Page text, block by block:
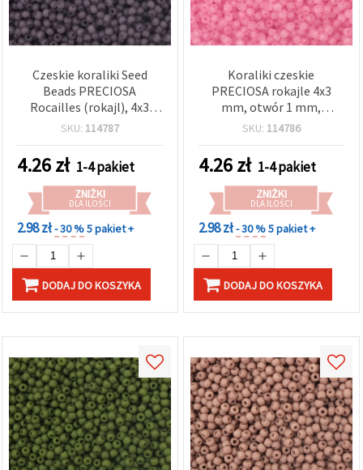
Czeskie koraliki Seed
Beads PRECIOSA
Rocailles (rokajl), 4x3
mm, otwór 1 mm,
pastelowy fiolet, 20 g
±320 szt.
SKU: 114787
4.26zł 1-4 pakiet
ZNIŻKI
DLA ILOŚCI
2.98 zł- 30 %5 pakiet +
DODAJ DO KOSZYKA
Koraliki czeskie
PRECIOSA rokajle 4x3
mm, otwór 1 mm,
półprzezroczyste
±320 szt.
SKU: 114786
4.26zł 1-4 pakiet
ZNIŻKI
DLA ILOŚCI
2.98 zł- 30 %5 pakiet +
DODAJ DO KOSZYKA